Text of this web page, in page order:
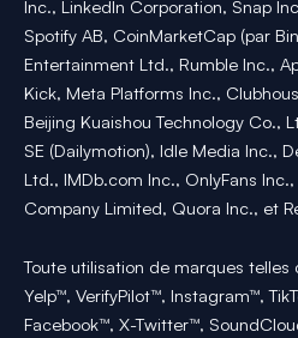
Inc., LinkedIn Corporation, Snap
Spotify AB, CoinMarketCap (par
Entertainment Ltd., Rumble Inc.,
Kick, Meta Platforms Inc.,
Beijing Kuaishou Technology Co.,
SE (Dailymotion), Idle Media Inc.,
Ltd., IMDb.com Inc., OnlyFans
Company Limited, Quora Inc., et
Toute utilisation de marques telles
Yelp™, VerifyPilot™, Instagram™,
Facebook™, X-Twitter™,